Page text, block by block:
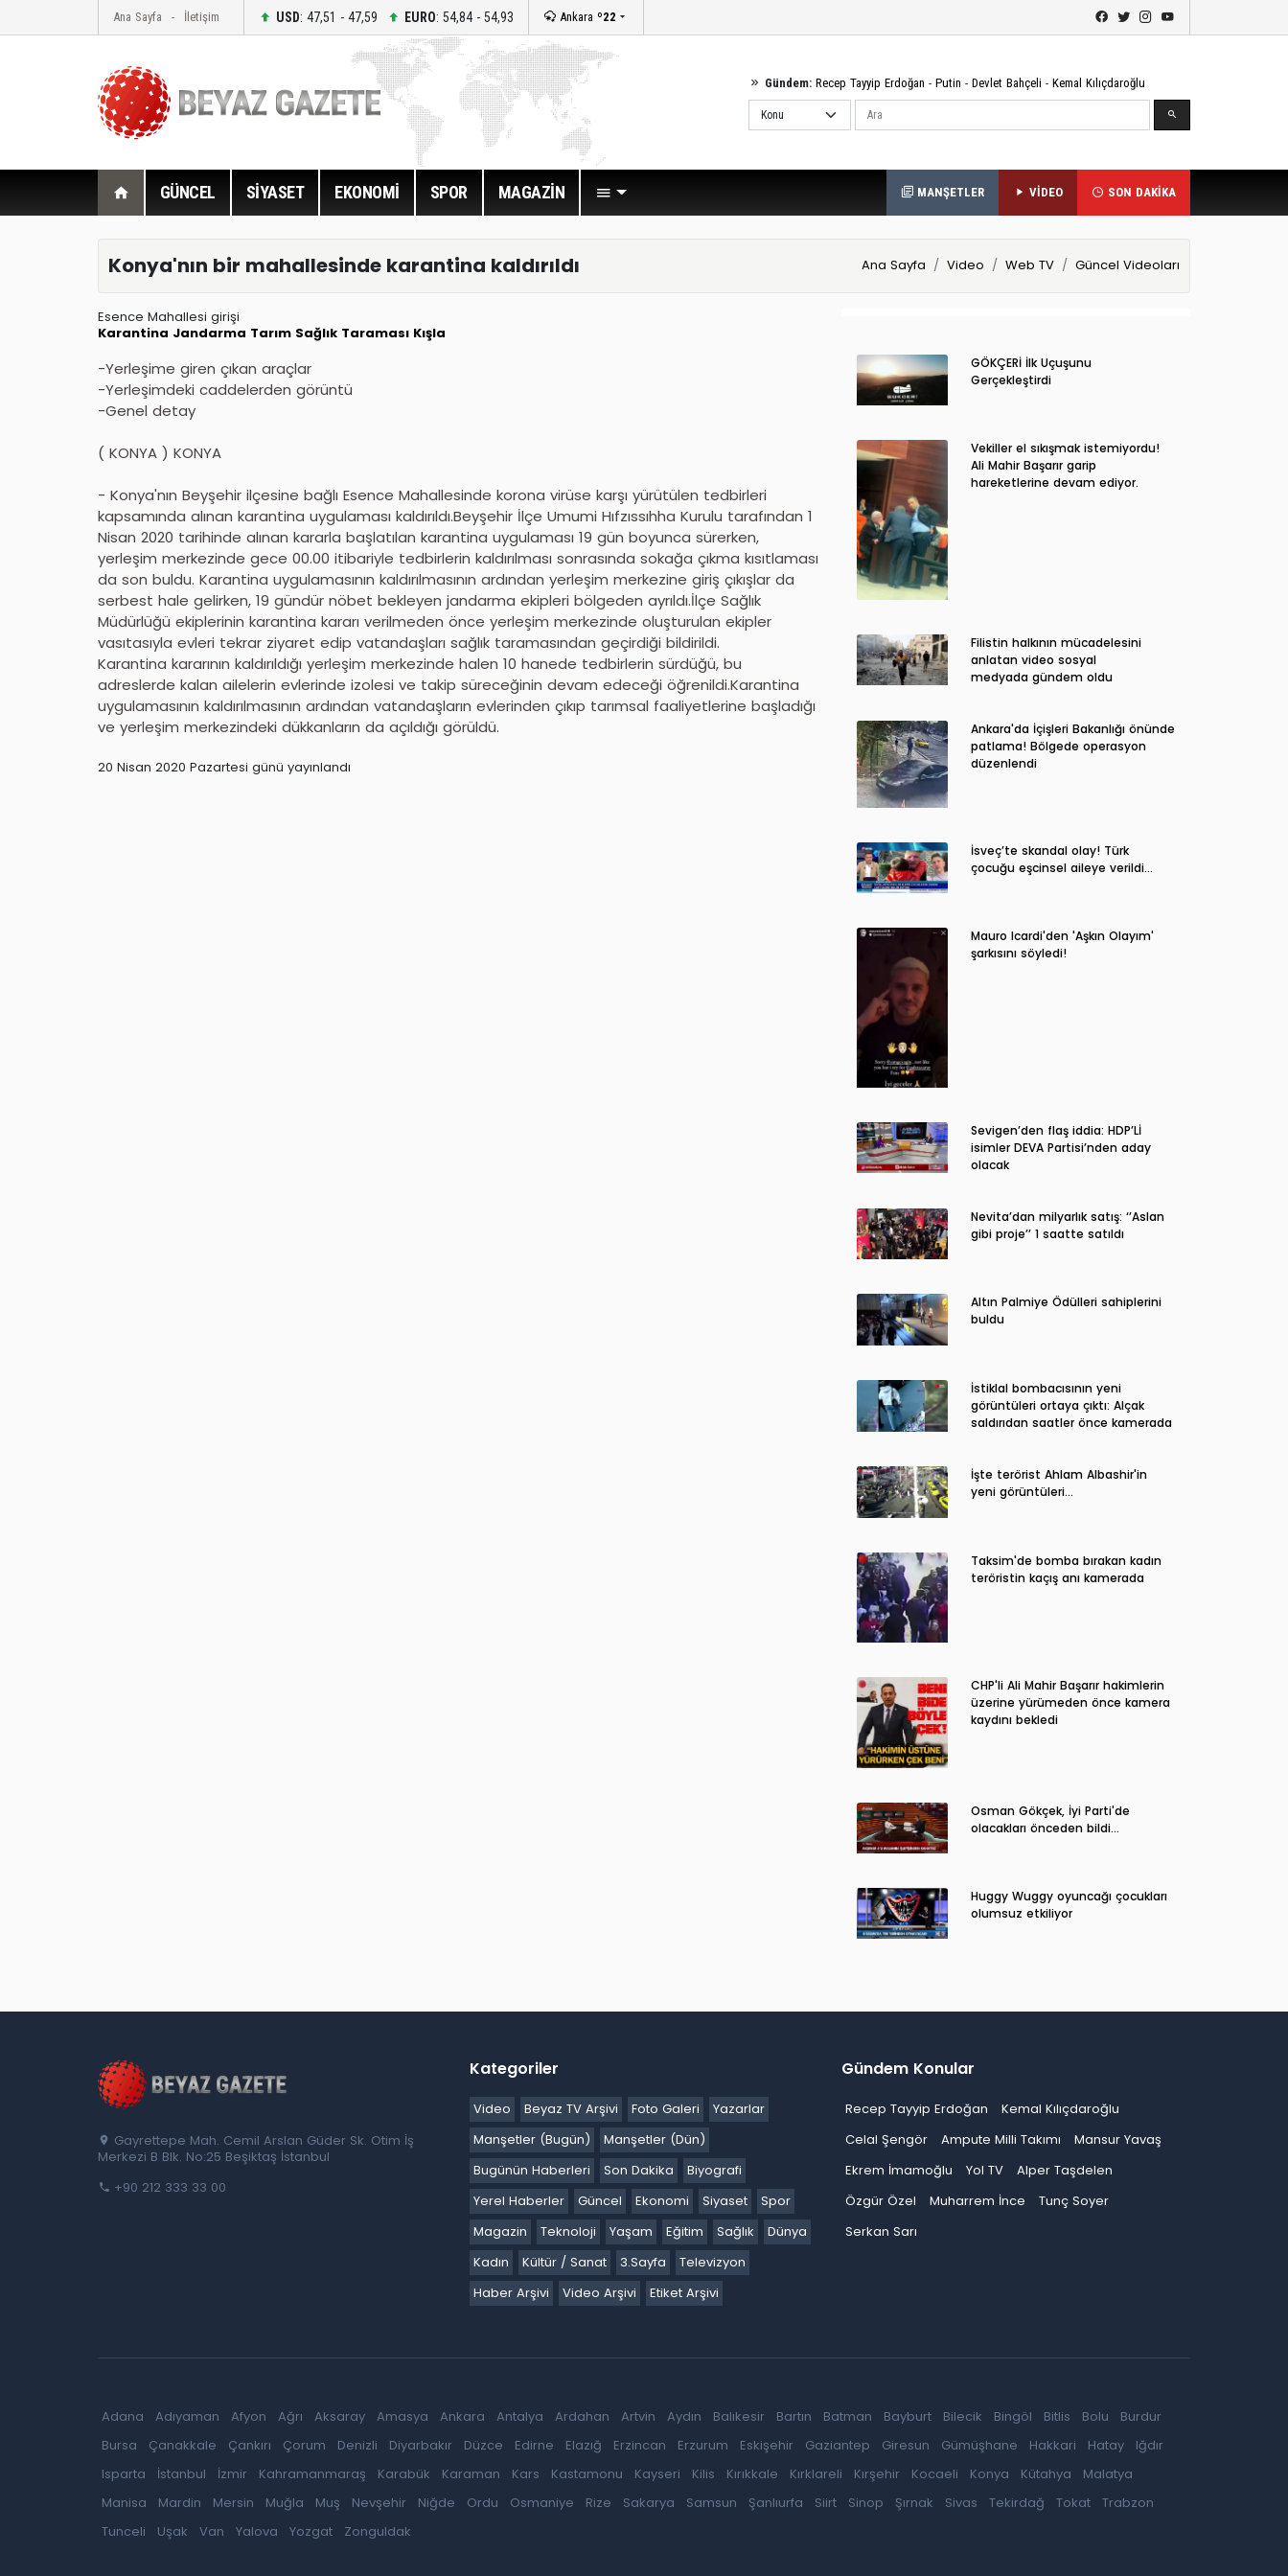
Ana Sayfa İletişim USD: 47,51 - 47,59 EURO: 54,84 - 54,93 Ankara º22
Gündem: Recep Tayyip Erdoğan - Putin - Devlet Bahçeli - Kemal Kılıçdaroğlu
Ara
GÜNCEL SİYASET EKONOMİ SPOR MAGAZİN MANŞETLER VİDEO SON DAKİKA
Konya'nın bir mahallesinde karantina kaldırıldı Ana Sayfa Video Web TV Güncel Videoları
Esence Mahallesi girişi
Karantina Jandarma Tarım Sağlık Taraması Kışla
-Yerleşime giren çıkan araçlar
-Yerleşimdeki caddelerden görüntü
-Genel detay
( KONYA ) KONYA
- Konya'nın Beyşehir ilçesine bağlı Esence Mahallesinde korona virüse karşı yürütülen tedbirleri
kapsamında alınan karantina uygulaması kaldırıldı.Beyşehir İlçe Umumi Hıfzıssıhha Kurulu tarafından 1
Nisan 2020 tarihinde alınan kararla başlatılan karantina uygulaması 19 gün boyunca sürerken,
yerleşim merkezinde gece 00.00 itibariyle tedbirlerin kaldırılması sonrasında sokağa çıkma kısıtlaması
da son buldu. Karantina uygulamasının kaldırılmasının ardından yerleşim merkezine giriş çıkışlar da
serbest hale gelirken, 19 gündür nöbet bekleyen jandarma ekipleri bölgeden ayrıldı.İlçe Sağlık
Müdürlüğü ekiplerinin karantina kararı verilmeden önce yerleşim merkezinde oluşturulan ekipler
vasıtasıyla evleri tekrar ziyaret edip vatandaşları sağlık taramasından geçirdiği bildirildi.
Karantina kararının kaldırıldığı yerleşim merkezinde halen 10 hanede tedbirlerin sürdüğü, bu
adreslerde kalan ailelerin evlerinde izolesi ve takip süreceğinin devam edeceği öğrenildi.Karantina
uygulamasının kaldırılmasının ardından vatandaşların evlerinden çıkıp tarımsal faaliyetlerine başladığı
ve yerleşim merkezindeki dükkanların da açıldığı görüldü.
20 Nisan 2020 Pazartesi günü yayınlandı
GÖKÇERİ İlk Uçuşunu
Gerçekleştirdi
Vekiller el sıkışmak istemiyordu!
Ali Mahir Başarır garip
hareketlerine devam ediyor.
Filistin halkının mücadelesini
anlatan video sosyal
medyada gündem oldu
Ankara'da İçişleri Bakanlığı önünde
patlama! Bölgede operasyon
düzenlendi
İsveç’te skandal olay! Türk
çocuğu eşcinsel aileye verildi…
Mauro Icardi'den 'Aşkın Olayım'
şarkısını söyledi!
Sevigen’den flaş iddia: HDP’Lİ
isimler DEVA Partisi’nden aday
olacak
Nevita’dan milyarlık satış: ‘’Aslan
gibi proje’’ 1 saatte satıldı
Altın Palmiye Ödülleri sahiplerini
buldu
İstiklal bombacısının yeni
görüntüleri ortaya çıktı: Alçak
saldırıdan saatler önce kamerada
İşte terörist Ahlam Albashir'in
yeni görüntüleri…
Taksim'de bomba bırakan kadın
teröristin kaçış anı kamerada
CHP'li Ali Mahir Başarır hakimlerin
üzerine yürümeden önce kamera
kaydını bekledi
Osman Gökçek, İyi Parti'de
olacakları önceden bildi...
Huggy Wuggy oyuncağı çocukları
olumsuz etkiliyor
Gayrettepe Mah. Cemil Arslan Güder Sk. Otim İş
Merkezi B Blk. No:25 Beşiktaş İstanbul
+90 212 333 33 00
Kategoriler
Video Beyaz TV Arşivi Foto Galeri
Yazarlar
Manşetler (Bugün)
Manşetler (Dün)
Bugünün Haberleri
Son Dakika
Biyografi
Yerel Haberler
Güncel Ekonomi Siyaset
Spor
Magazin
Teknoloji Yaşam Eğitim Sağlık
Dünya
Kadın
Kültür / Sanat 3.Sayfa
Televizyon
Haber Arşivi
Video Arşivi Etiket Arşivi
Gündem Konular
Recep Tayyip Erdoğan
Kemal Kılıçdaroğlu
Celal Şengör
Ampute Milli Takımı
Mansur Yavaş
Ekrem İmamoğlu
Yol TV
Alper Taşdelen
Özgür Özel
Muharrem İnce
Tunç Soyer
Serkan Sarı
Adana Adıyaman Afyon Ağrı Aksaray Amasya Ankara Antalya Ardahan Artvin Aydın Balıkesir Bartın Batman Bayburt Bilecik Bingöl Bitlis Bolu
Burdur
Bursa
Çanakkale Çankırı Çorum Denizli Diyarbakır Düzce Edirne Elazığ Erzincan Erzurum Eskişehir Gaziantep Giresun Gümüşhane Hakkari Hatay
Iğdır
Isparta
İstanbul İzmir Kahramanmaraş Karabük Karaman Kars Kastamonu Kayseri Kilis Kırıkkale Kırklareli Kırşehir Kocaeli Konya Kütahya
Malatya
Manisa
Mardin Mersin Muğla Muş Nevşehir Niğde Ordu Osmaniye Rize Sakarya Samsun Şanlıurfa Siirt Sinop Şırnak Sivas Tekirdağ Tokat
Trabzon
Tunceli
Uşak Van Yalova Yozgat Zonguldak